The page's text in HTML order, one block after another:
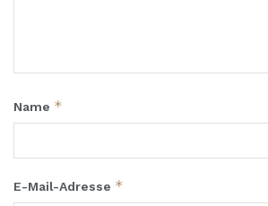
Name *
E-Mail-Adresse *